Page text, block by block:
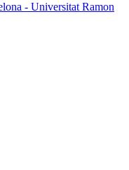
- Universitat Ramon